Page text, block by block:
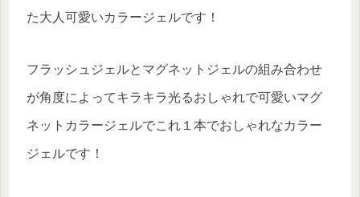
た大人可愛いカラージェルです！
フラッシュジェルとマグネットジェルの組み合わせ
が角度によってキラキラ光るおしゃれで可愛いマグ
ネットカラージェルでこれ１本でおしゃれなカラー
ジェルです！